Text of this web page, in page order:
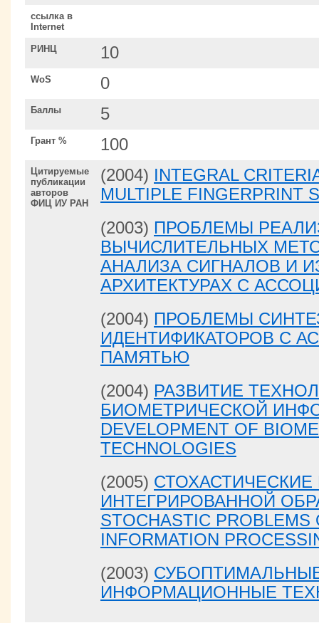
ссылка в
Internet
РИНЦ 10
WoS 0
Баллы 5
Грант % 100
Цитируемые
публикации
авторов
ФИЦ ИУ РАН
(2004) INTEGRAL
MULTIPLE FINGERPRINT
(2003) ПРОБЛЕМЫ
ВЫЧИСЛИТЕЛЬНЫХ
АНАЛИЗА СИГНАЛОВ И
АРХИТЕКТУРАХ С
(2004) ПРОБЛЕМЫ
ИДЕНТИФИКАТОРОВ С
ПАМЯТЬЮ
(2004) РАЗВИТИЕ
БИОМЕТРИЧЕСКОЙ
DEVELOPMENT OF
TECHNOLOGIES
(2005)
ИНТЕГРИРОВАННОЙ
STOCHASTIC PROBLEMS
INFORMATION
(2003)
ИНФОРМАЦИОННЫЕ